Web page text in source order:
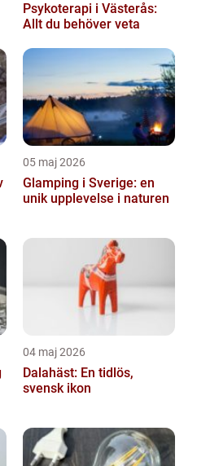
Psykoterapi i Västerås:
Allt du behöver veta
05 maj 2026
Glamping i Sverige: en
unik upplevelse i naturen
04 maj 2026
Dalahäst: En tidlös,
svensk ikon